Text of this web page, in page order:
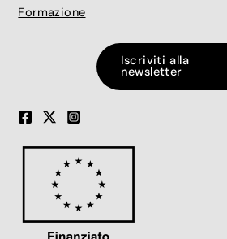
Formazione
Iscriviti alla
newsletter